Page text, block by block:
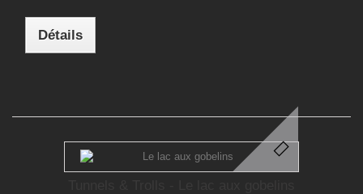
Détails